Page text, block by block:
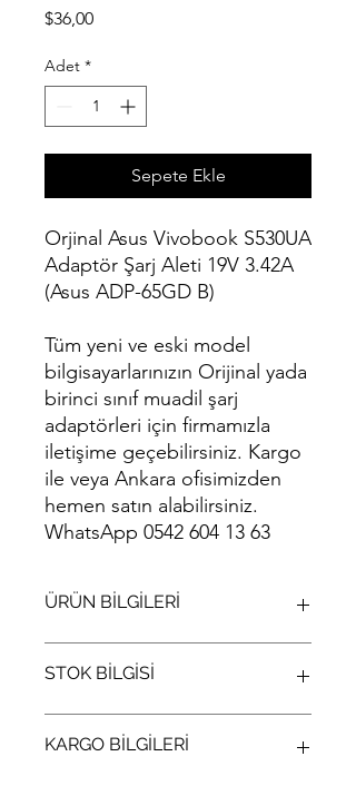
$36,00Fiyat
Adet *
Sepete Ekle
Orjinal Asus Vivobook S530UA
Adaptör Şarj Aleti 19V 3.42A
(Asus ADP-65GD B)
Tüm yeni ve eski model
bilgisayarlarınızın Orijinal yada
birinci sınıf muadil şarj
adaptörleri için firmamızla
iletişime geçebilirsiniz. Kargo
ile veya Ankara ofisimizden
hemen satın alabilirsiniz.
WhatsApp 0542 604 13 63
ÜRÜN BİLGİLERİ
Adaptör Şarj Aleti 19V 3.42A (Asus
STOK BİLGİSİ
(312) 321 34 33
KARGO BİLGİLERİ